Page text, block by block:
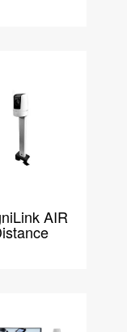
AIR